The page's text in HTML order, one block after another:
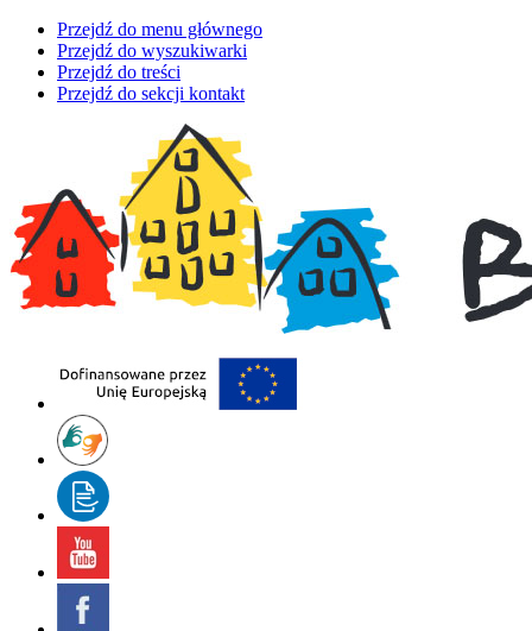
Przejdź do menu głównego
Przejdź do wyszukiwarki
Przejdź do treści
Przejdź do sekcji kontakt